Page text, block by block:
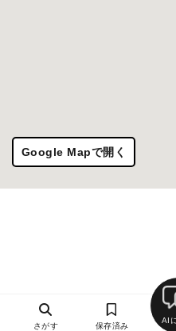
Google Mapで開く
さがす 保存済み
AI